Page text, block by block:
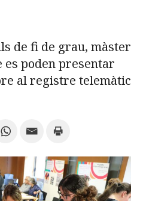
avançada
de la URV
ENGLISH
de fi de grau, màster
es poden presentar
al registre telemàtic